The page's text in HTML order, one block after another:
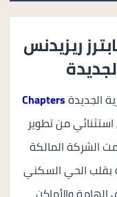
ريزيدنس
الجديدةChapters
من تطوير
الشركة المالكة
بقلب الحي السكني